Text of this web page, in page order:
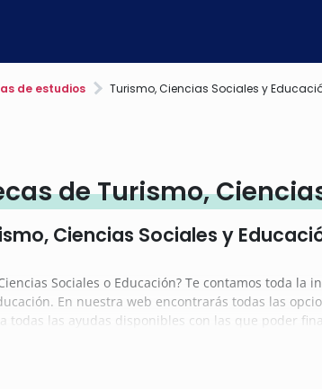
de estudios Turismo, Ciencias Sociales y
de Turismo,
Ciencias Sociales y
Sociales o Educación? Te contamos toda
En nuestra web encontrarás todas las
todas las ayudas disponibles con las que poder